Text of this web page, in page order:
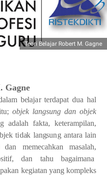
Teori Belajar Robert M. Gagne
Gagne
alam belajar terdapat dua hal
tu; objek langsung dan objek
gadalah fakta, keterampilan,
tidak langsung antara lain
dan memecahkan masalah,
if, dan tahu bagaimana
akan kegiatan yang kompleks